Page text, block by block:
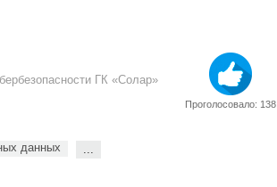
ГК «Солар»
Проголосовало: 138
данных ...